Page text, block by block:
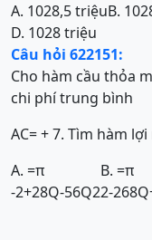
A. 1028,5 triệuB.
D. 1028 triệu
Câu hỏi 622151:
Cho hàm cầu thỏa
chi phí trung bình
AC= + 7. Tìm hàm
A. =π
-2+28Q-56Q2
B. =π
2-